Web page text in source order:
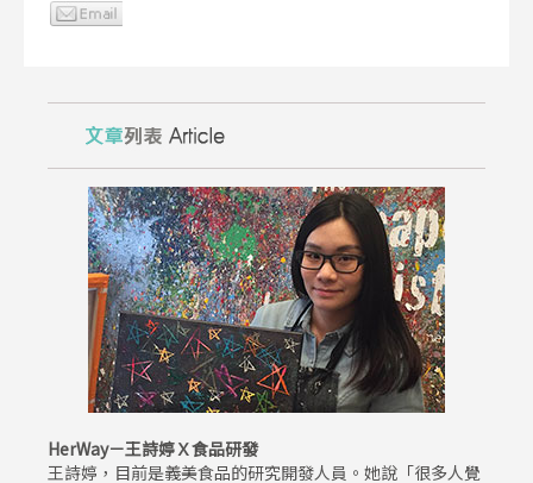
HerWay－王詩婷Ｘ食品研發
王詩婷，目前是義美食品的研究開發人員。她說「很多人覺